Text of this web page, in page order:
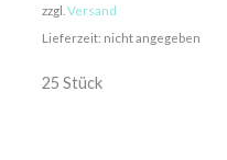
zzgl. Versand
Lieferzeit: nicht angegeben
25 Stück